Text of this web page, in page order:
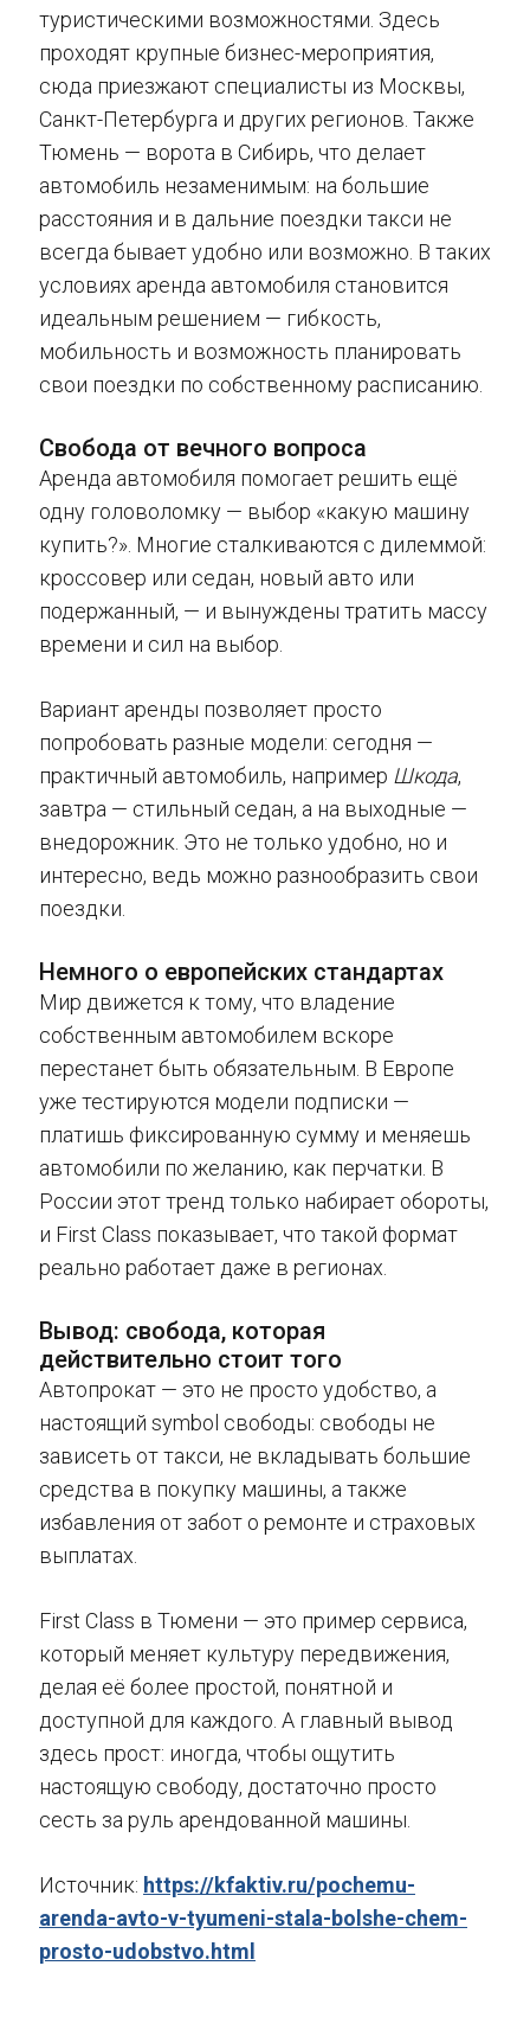
туристическими возможностями. Здесь
проходят крупные бизнес-мероприятия,
сюда приезжают специалисты из Москвы,
Санкт-Петербурга и других регионов. Также
Тюмень — ворота в Сибирь, что делает
автомобиль незаменимым: на большие
расстояния и в дальние поездки такси не
всегда бывает удобно или возможно. В таких
условиях аренда автомобиля становится
идеальным решением — гибкость,
мобильность и возможность планировать
свои поездки по собственному расписанию.
Свобода от вечного вопроса
Аренда автомобиля помогает решить ещё
одну головоломку — выбор «какую машину
купить?». Многие сталкиваются с дилеммой:
кроссовер или седан, новый авто или
подержанный, — и вынуждены тратить массу
времени и сил на выбор.
Вариант аренды позволяет просто
попробовать разные модели: сегодня —
практичный автомобиль, например Шкода,
завтра — стильный седан, а на выходные —
внедорожник. Это не только удобно, но и
интересно, ведь можно разнообразить свои
поездки.
Немного о европейских стандартах
Мир движется к тому, что владение
собственным автомобилем вскоре
перестанет быть обязательным. В Европе
уже тестируются модели подписки —
платишь фиксированную сумму и меняешь
автомобили по желанию, как перчатки. В
России этот тренд только набирает обороты,
и First Class показывает, что такой формат
реально работает даже в регионах.
Вывод: свобода, которая
действительно стоит того
Автопрокат — это не просто удобство, а
настоящий symbol свободы: свободы не
зависеть от такси, не вкладывать большие
средства в покупку машины, а также
избавления от забот о ремонте и страховых
выплатах.
First Class в Тюмени — это пример сервиса,
который меняет культуру передвижения,
делая её более простой, понятной и
доступной для каждого. А главный вывод
здесь прост: иногда, чтобы ощутить
настоящую свободу, достаточно просто
сесть за руль арендованной машины.
Источник: https://kfaktiv.ru/pochemu-
arenda-avto-v-tyumeni-stala-bolshe-chem-
prosto-udobstvo.html